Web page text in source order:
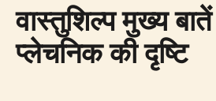
वास्तुशिल्प मुख्य
प्लेचनिक की दृष्टि